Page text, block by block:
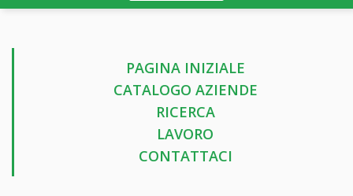
PAGINA INIZIALE
CATALOGO AZIENDE
RICERCA
LAVORO
CONTATTACI